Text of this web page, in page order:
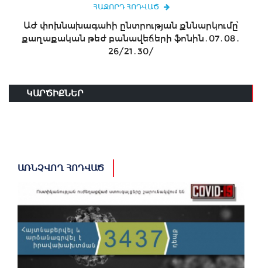
ՀԱՋՈՐԴ ՀՈԴՎԱԾ
ԱԺ փոխնախագահի ընտրության քննարկումը՝
քաղաքական թեժ բանավեճերի ֆոնին․07․08․
26/21․30/
ԿԱՐԾԻՔՆԵՐ
ԱՌՆՉՎՈՂ ՀՈԴՎԱԾ